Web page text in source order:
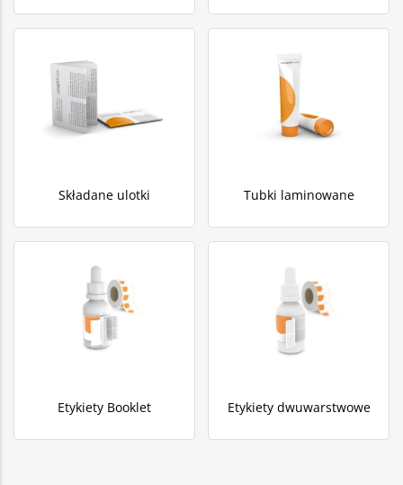
Składane ulotki Tubki laminowane
Etykiety Booklet Etykiety dwuwarstwowe